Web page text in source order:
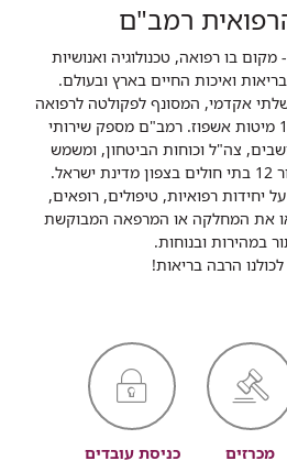
רמב"ם
בו רפואה, טכנולוגיה ואנושיות
ואיכות החיים בארץ ובעולם.
אקדמי, המסונף לפקולטה לרפואה
של הטכניון ומונה כ- 1000 מיטות אשפוז. רמב"ם מספק שירותי
לכ-2,700,000 תושבים, צה"ל וכוחות הביטחון, ומשמש
יחידות רפואיות, טיפולים, רופאים,
את המחלקה או המרפאה המבוקשת
במהירות ובנוחות.
הרבה בריאות!
מכרזים כניסת עובדים